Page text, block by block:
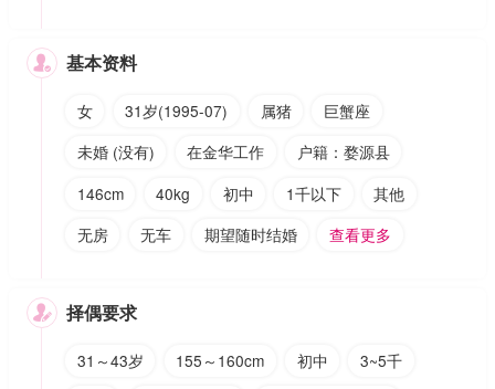
 基本资料
女 31岁(1995-07) 属猪
巨蟹座
未婚 (没有)
在金华工作
户籍：婺源县
146cm
40kg 初中 1千以下
其他
无房
无车 期望随时结婚 查看更多
 择偶要求
31～43岁 155～160cm 初中
3~5千